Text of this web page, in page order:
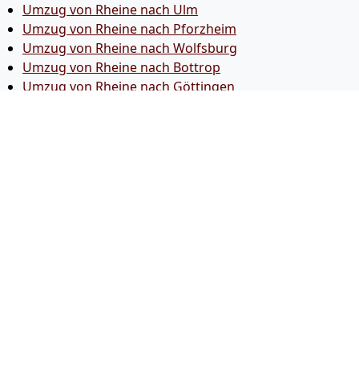
Umzug von Rheine nach Ulm
Umzug von Rheine nach Pforzheim
Umzug von Rheine nach Wolfsburg
Umzug von Rheine nach Bottrop
Umzug von Rheine nach Göttingen